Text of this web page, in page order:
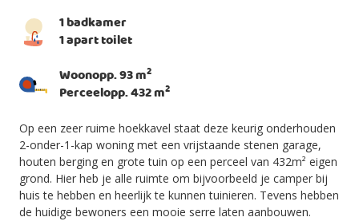
1 badkamer
1 apart toilet
Woonopp. 93 m2
Perceelopp. 432 m2
Op een zeer ruime hoekkavel staat deze keurig onderhouden
2-onder-1-kap woning met een vrijstaande stenen garage,
houten berging en grote tuin op een perceel van 432m² eigen
grond. Hier heb je alle ruimte om bijvoorbeeld je camper bij
huis te hebben en heerlijk te kunnen tuinieren. Tevens hebben
de huidige bewoners een mooie serre laten aanbouwen.